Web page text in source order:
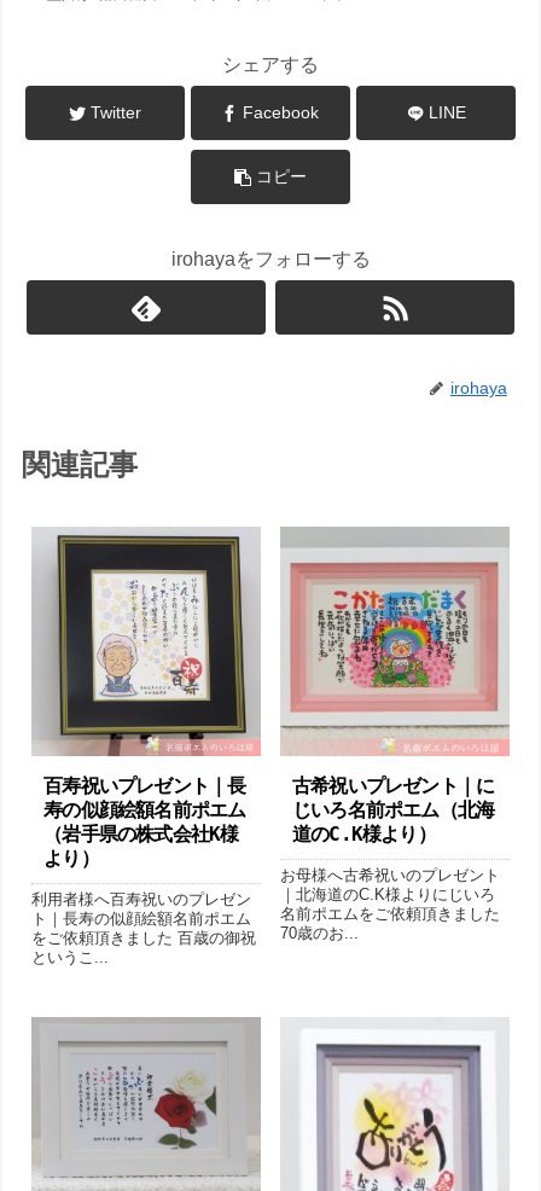
シェアする
Twitter Facebook LINE
コピー
irohayaをフォローする
irohaya
関連記事
百寿祝いプレゼント｜ 長
寿の似顔絵額名前ポエム
（岩手県の株式会社K様
より）
利用者様へ百寿祝いのプレゼン
ト｜長寿の似顔絵額名前ポエム
をご依頼頂きました 百歳の御祝
というこ...
古希祝いプレゼント｜に
じいろ名前ポエム（ 北海
道のC.K様より ）
お母様へ古希祝いのプレゼント
｜北海道のC.K様よりにじいろ
名前ポエムをご依頼頂きました
70歳のお...